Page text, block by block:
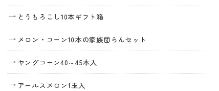
とうもろこし10本ギフト箱
メロン・コーン10本の家族団らんセット
ヤングコーン40～45本入
アールスメロン1玉入